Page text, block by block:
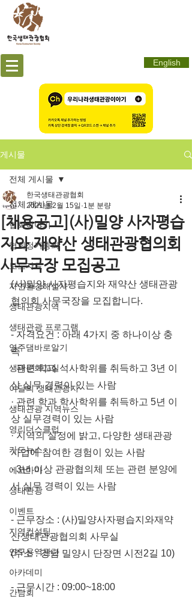
English
게시물
전체 게시물
협회이야기
협회정기총회
보도자료
자연환경해설사
생태관광지역
생태관광 프로그램
영주댐바로알기
생태문화교실
이달의 생태관광지
생태관광 지역뉴스
영리더스클럽
카드뉴스
에코마마
생태관광
이벤트
지역컨설팅
연구용역관련
아카데미
간담회
전체 게시물
[채용공고](사)밀양 사자평습
지와 재약산 생태관광협의회
사무국장 모집공고
한국생태관광협회
2021년 2월 15일 1분 분량
(사)밀양 사자평습지와 재약산 생태관광
협의회 사무국장을 모집합니다.
- 자격요건 : 아래 4가지 중 하나이상 충
족
· 관련 학과 석사학위를 취득하고 3년 이
상 실무 경력이 있는 사람
· 관련 학과 학사학위를 취득하고 5년 이
상 실무경력이 있는 사람
· 지역의 실정에 밝고, 다양한 생태관광
사업에 참여한 경험이 있는 사람
· 3년 이상 관광협의체 또는 관련 분양에
서 실무 경력이 있는 사람
- 근무장소 : (사)밀양사자평습지와재약
산생태관광협의회 사무실
(주소 : 경남 밀양시 단장면 시전2길 10)
- 근무시간 : 09:00~18:00